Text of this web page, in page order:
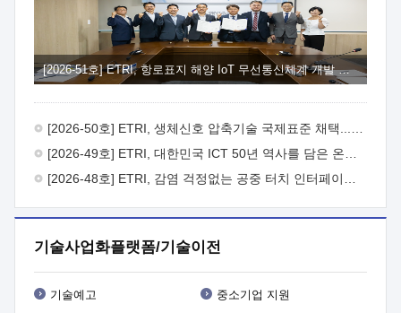
10월 이후* 상기일정은 희망인력-희망기업간 매칭 원활시를
가정한 것으로 상황에 따라 상당기간 일정이 지연될 수 있음. **
(1)희망인력-희망기업간 적합성이 낮다고 판단되거나, (2)
희망인력이 파견의사를 철회할 경우 후속 절차가 진행되지 않을
수 있음.2. 현장지원 희망인력 및 상세이력
 희망인력
공정(FET / SBD 등 )유기물 반도체 소재 및 소자 설계, 합성 및
제작바이오센서 설계/제작토양/수질/가스 센서 설계/
제작광소자응용B광 센서 및 응용 시스템시스템 제어 및 데이터
처리FPGA 제어, VHDL 프로그램 개발Labview, Python, C
임2) 대상인력 B 상세이력 3. 신청방법 및 향후일정 등 
제출  문 의 처: ETRI사업화본부 기업성장지원부
현장지원 신청서 (기업)
[2026-51호] ETRI, 항로표지 해양 IoT 무선통신체계 개발 나선다
기술사업화플랫폼/기술이전
기술예고
중소기업 지원